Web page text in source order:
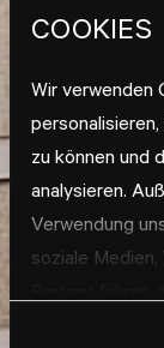
COOKIES
Wir verwenden
zu können und
analysieren.
Verwendung
soziale
Einwilligungsauswahl